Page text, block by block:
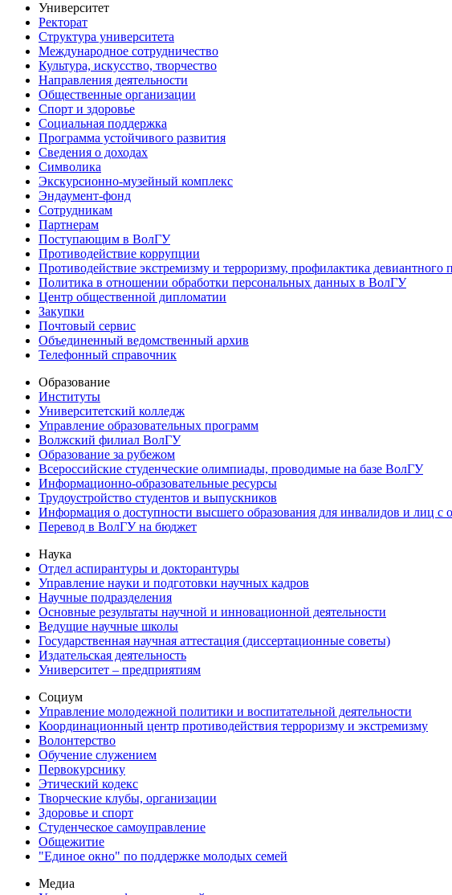
Университет
Ректорат
Структура университета
Международное сотрудничество
Культура, искусство, творчество
Направления деятельности
Общественные организации
Спорт и здоровье
Социальная поддержка
Программа устойчивого развития
Сведения о доходах
Символика
Экскурсионно-музейный комплекс
Эндаумент-фонд
Сотрудникам
Партнерам
Поступающим в ВолГУ
Противодействие коррупции
Противодействие экстремизму и терроризму, профилактика девиантного
Политика в отношении обработки персональных данных в ВолГУ
Центр общественной дипломатии
Закупки
Почтовый сервис
Объединенный ведомственный архив
Телефонный справочник
Образование
Институты
Университетский колледж
Управление образовательных программ
Волжский филиал ВолГУ
Образование за рубежом
Всероссийские студенческие олимпиады, проводимые на базе ВолГУ
Информационно-образовательные ресурсы
Трудоустройство студентов и выпускников
Информация о доступности высшего образования для инвалидов и лиц с
Перевод в ВолГУ на бюджет
Наука
Отдел аспирантуры и докторантуры
Управление науки и подготовки научных кадров
Научные подразделения
Основные результаты научной и инновационной деятельности
Ведущие научные школы
Государственная научная аттестация (диссертационные советы)
Издательская деятельность
Университет – предприятиям
Социум
Управление молодежной политики и воспитательной деятельности
Координационный центр противодействия терроризму и экстремизму
Волонтерство
Обучение служением
Первокурснику
Этический кодекс
Творческие клубы, организации
Здоровье и спорт
Студенческое самоуправление
Общежитие
"Единое окно" по поддержке молодых семей
Медиа